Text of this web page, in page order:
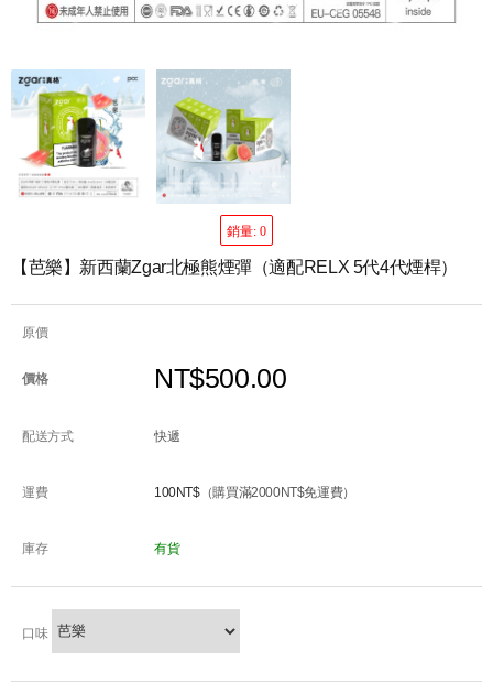
銷量: 0
【芭樂】新西蘭Zgar北極熊煙彈（適配RELX 5代4代煙桿）
原價
價格 NT$500.00
配送方式 快遞
運費 100NT$（購買滿2000NT$免運費）
庫存 有貨
口味